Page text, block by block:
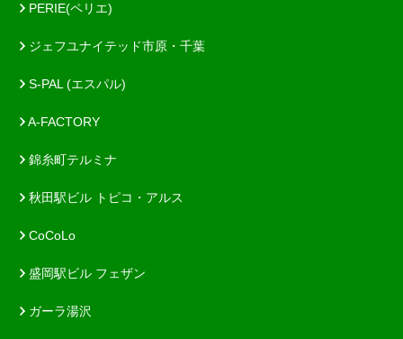
PERIE(ペリエ)
ジェフユナイテッド市原・千葉
S-PAL (エスパル)
A-FACTORY
錦糸町テルミナ
秋田駅ビル トピコ・アルス
CoCoLo
盛岡駅ビル フェザン
ガーラ湯沢